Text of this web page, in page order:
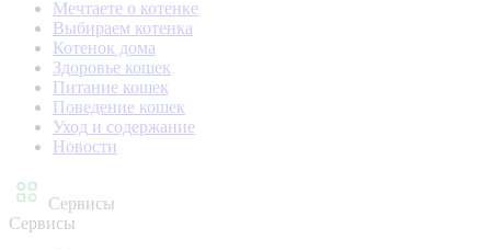
Мечтаете о котенке
Выбираем котенка
Котенок дома
Здоровье кошек
Питание кошек
Поведение кошек
Уход и содержание
Новости
Сервисы
Сервисы